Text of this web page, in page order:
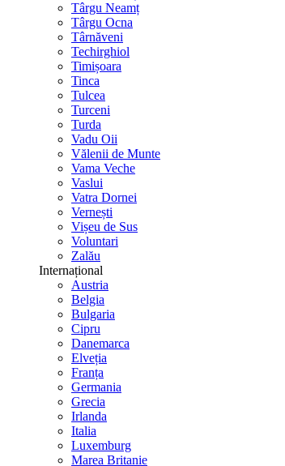
Târgu Neamț
Târgu Ocna
Târnăveni
Techirghiol
Timișoara
Tinca
Tulcea
Turceni
Turda
Vadu Oii
Vălenii de Munte
Vama Veche
Vaslui
Vatra Dornei
Vernești
Vișeu de Sus
Voluntari
Zalău
Internațional
Austria
Belgia
Bulgaria
Cipru
Danemarca
Elveția
Franța
Germania
Grecia
Irlanda
Italia
Luxemburg
Marea Britanie